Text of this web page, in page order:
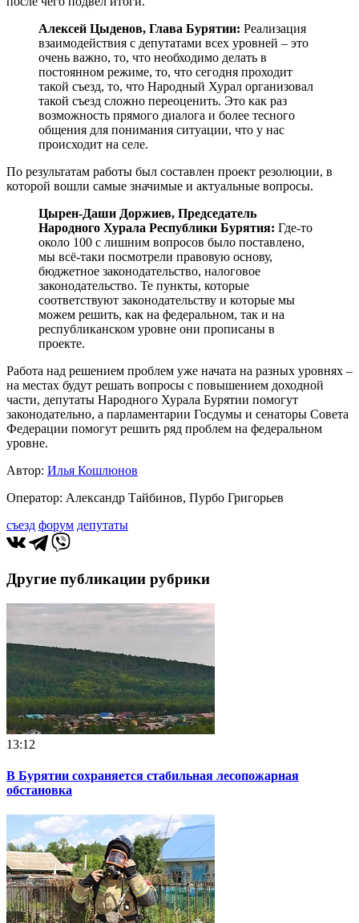
Алексей Цыденов, Глава Бурятии: Реализация
взаимодействия с депутатами всех уровней – это
очень важно, то, что необходимо делать в
постоянном режиме, то, что сегодня проходит
такой съезд, то, что Народный Хурал организовал
такой съезд сложно переоценить. Это как раз
возможность прямого диалога и более тесного
общения для понимания ситуации, что у нас
происходит на селе.
По результатам работы был составлен проект резолюции, в
которой вошли самые значимые и актуальные вопросы.
Цырен-Даши Доржиев, Председатель
Народного Хурала Республики Бурятия: Где-то
около 100 с лишним вопросов было поставлено,
мы всё-таки посмотрели правовую основу,
бюджетное законодательство, налоговое
законодательство. Те пункты, которые
соответствуют законодательству и которые мы
можем решить, как на федеральном, так и на
республиканском уровне они прописаны в
проекте.
Работа над решением проблем уже начата на разных уровнях –
на местах будут решать вопросы с повышением доходной
части, депутаты Народного Хурала Бурятии помогут
законодательно, а парламентарии Госдумы и сенаторы Совета
Федерации помогут решить ряд проблем на федеральном
уровне.
Автор: Илья Кошлюнов
Оператор: Александр Тайбинов, Пурбо Григорьев
съезд форум депутаты
Другие публикации рубрики
13:12
В Бурятии сохраняется стабильная лесопожарная
обстановка